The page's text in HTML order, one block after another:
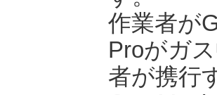
作業者が
Proがガ
者が携行